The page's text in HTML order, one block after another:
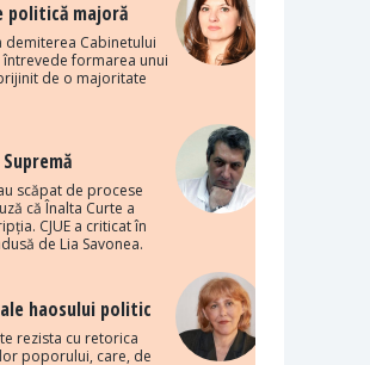
politică majoră
demiterea Cabinetului
formarea unui
de o majoritate
scăpat de procese
că Înalta Curte a
CJUE a criticat în
de Lia Savonea.
haosului politic
rezista cu retorica
poporului, care, de